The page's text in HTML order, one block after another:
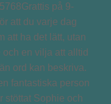
på 9-
att du varje dag
att ha det lätt, utan
en vilja att alltid
ord kan beskriva.
fantastiska person
stöttat Sophie och